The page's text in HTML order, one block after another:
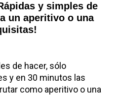
y simples de
un aperitivo o una
de hacer, sólo
y en 30 minutos las
como aperitivo o una